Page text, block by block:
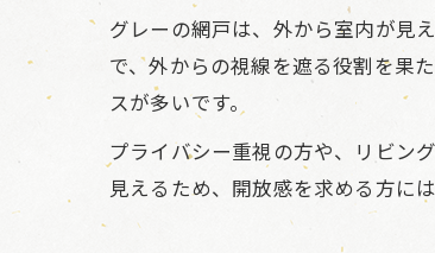
グレーの網戸は、外から室内が見
で、外からの視線を遮る役割を果
スが多いです。
プライバシー重視の方や、リビン
見えるため、開放感を求める方に